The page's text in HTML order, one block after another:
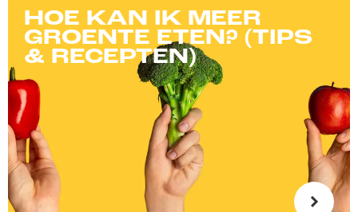
HOE KAN IK MEER
GROENTE ETEN? (TIPS
& RECEPTEN)